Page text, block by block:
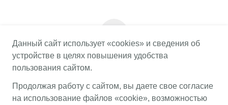
Гарантия на весь срок службы
продукции при соблюдении правил эксплуатации
Данный сайт использует «cookies» и сведения об
устройстве в целях повышения удобства
пользования сайтом.
Продолжая работу с сайтом, вы даете свое согласие
на использование файлов «cookie», возможностью